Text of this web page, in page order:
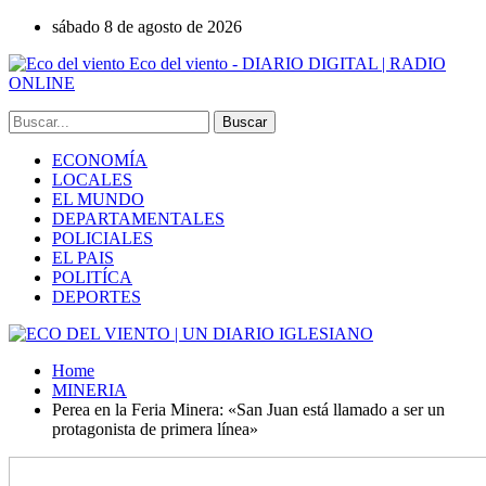
sábado 8 de agosto de 2026
Eco del viento - DIARIO DIGITAL | RADIO
ONLINE
ECONOMÍA
LOCALES
EL MUNDO
DEPARTAMENTALES
POLICIALES
EL PAIS
POLITÍCA
DEPORTES
Home
MINERIA
Perea en la Feria Minera: «San Juan está llamado a ser un
protagonista de primera línea»